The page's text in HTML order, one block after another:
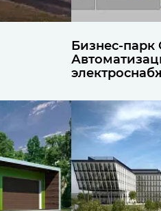
Бизнес-парк